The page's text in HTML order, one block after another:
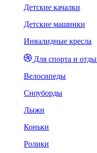
Детские качалки
Детские машинки
Инвалидные кресла
Для спорта и
Велосипеды
Сноуборды
Лыжи
Коньки
Ролики